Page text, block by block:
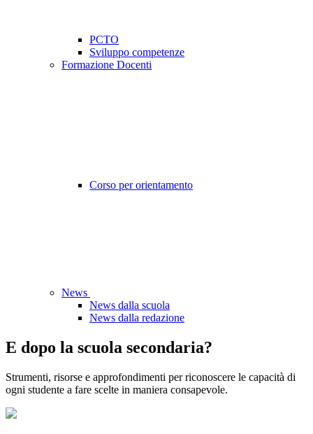
PCTO
Sviluppo competenze
Formazione Docenti
Corso per orientamento
News
News dalla scuola
News dalla redazione
E dopo la scuola secondaria?
Strumenti, risorse e approfondimenti per riconoscere le capacità di
ogni studente a fare scelte in maniera consapevole.